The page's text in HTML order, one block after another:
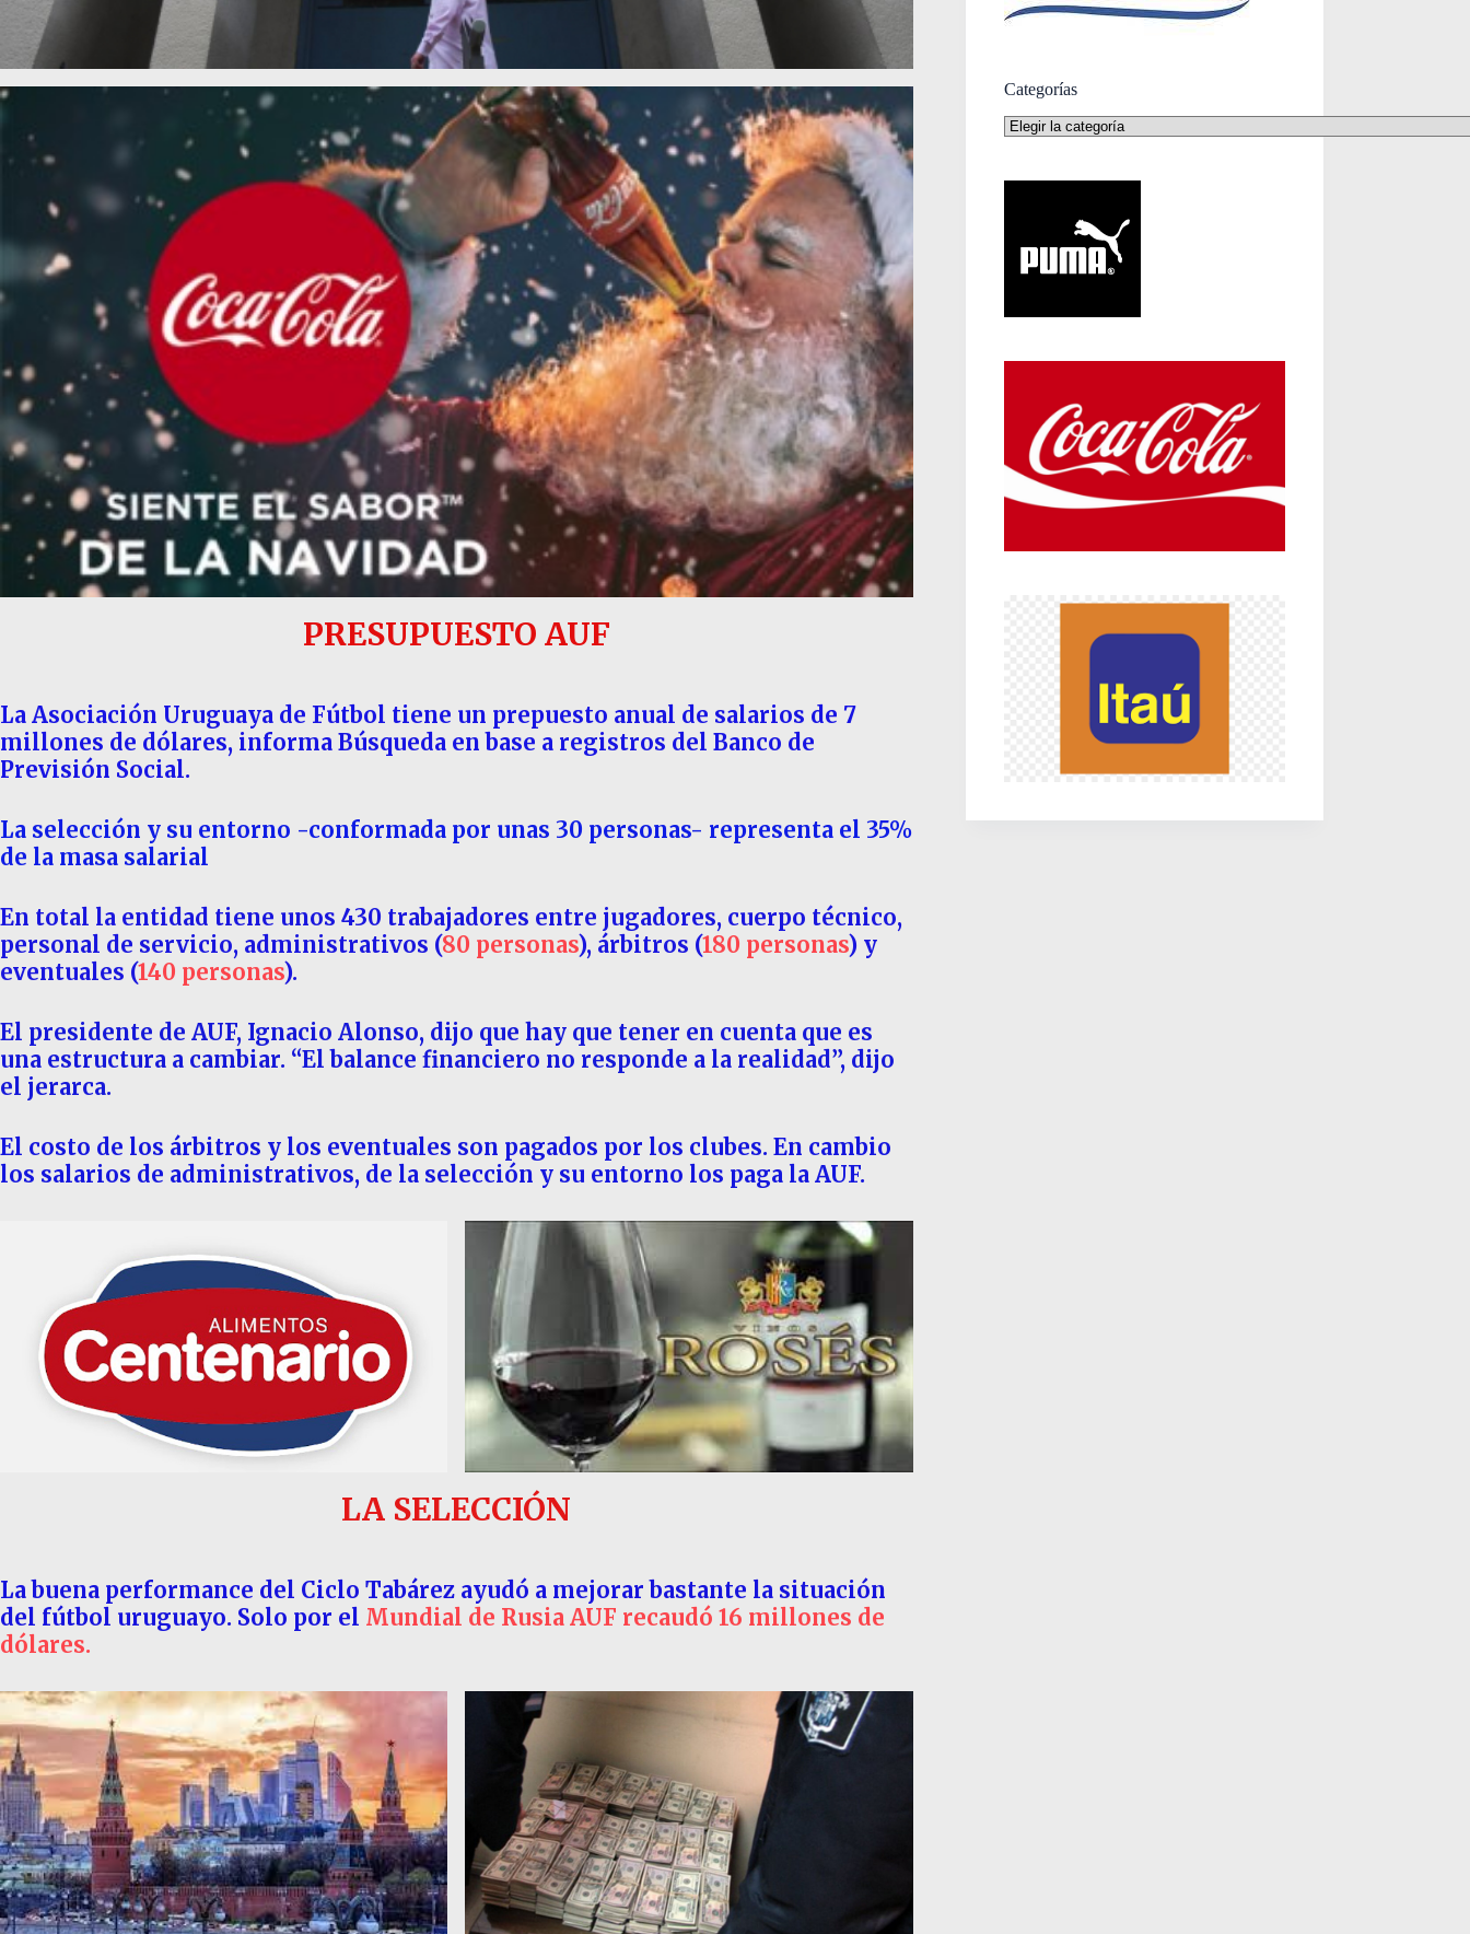
PRESUPUESTO AUF
La Asociación Uruguaya de Fútbol tiene un prepuesto anual de salarios de 7
millones de dólares, informa Búsqueda en base a registros del Banco de
Previsión Social.
La selección y su entorno -conformada por unas 30 personas- representa el 35%
de la masa salarial
En total la entidad tiene unos 430 trabajadores entre jugadores, cuerpo técnico,
personal de servicio, administrativos (80 personas), árbitros (180 personas) y
eventuales (140 personas).
El presidente de AUF, Ignacio Alonso, dijo que hay que tener en cuenta que es
una estructura a cambiar. “El balance financiero no responde a la realidad”, dijo
el jerarca.
El costo de los árbitros y los eventuales son pagados por los clubes. En cambio
los salarios de administrativos, de la selección y su entorno los paga la AUF.
LA SELECCIÓN
La buena performance del Ciclo Tabárez ayudó a mejorar bastante la situación
del fútbol uruguayo. Solo por el Mundial de Rusia AUF recaudó 16 millones de
dólares.
Categorías
Categorías